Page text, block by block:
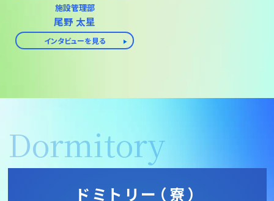
施設管理部
尾野 太星
インタビューを見る
Dormitory
ドミトリー （寮）